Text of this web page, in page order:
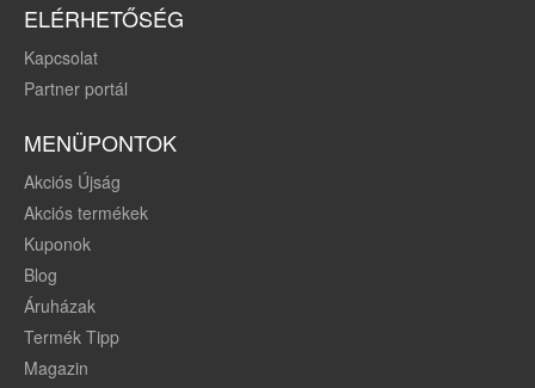
ELÉRHETŐSÉG
Kapcsolat
Partner portál
MENÜPONTOK
Akciós Újság
Akciós termékek
Kuponok
Blog
Áruházak
Termék Tipp
Magazin